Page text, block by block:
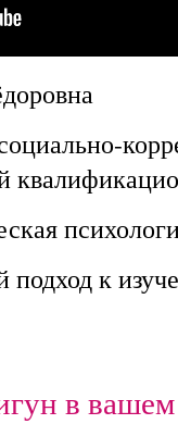
к
в вашем